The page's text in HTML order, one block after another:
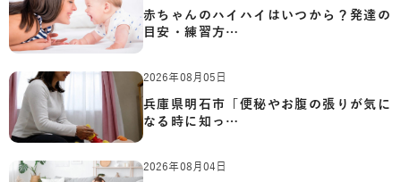
赤ちゃんのハイハイはいつから？発達の
目安・練習方…
2026年08月05日
兵庫県明石市「便秘やお腹の張りが気に
なる時に知っ…
2026年08月04日